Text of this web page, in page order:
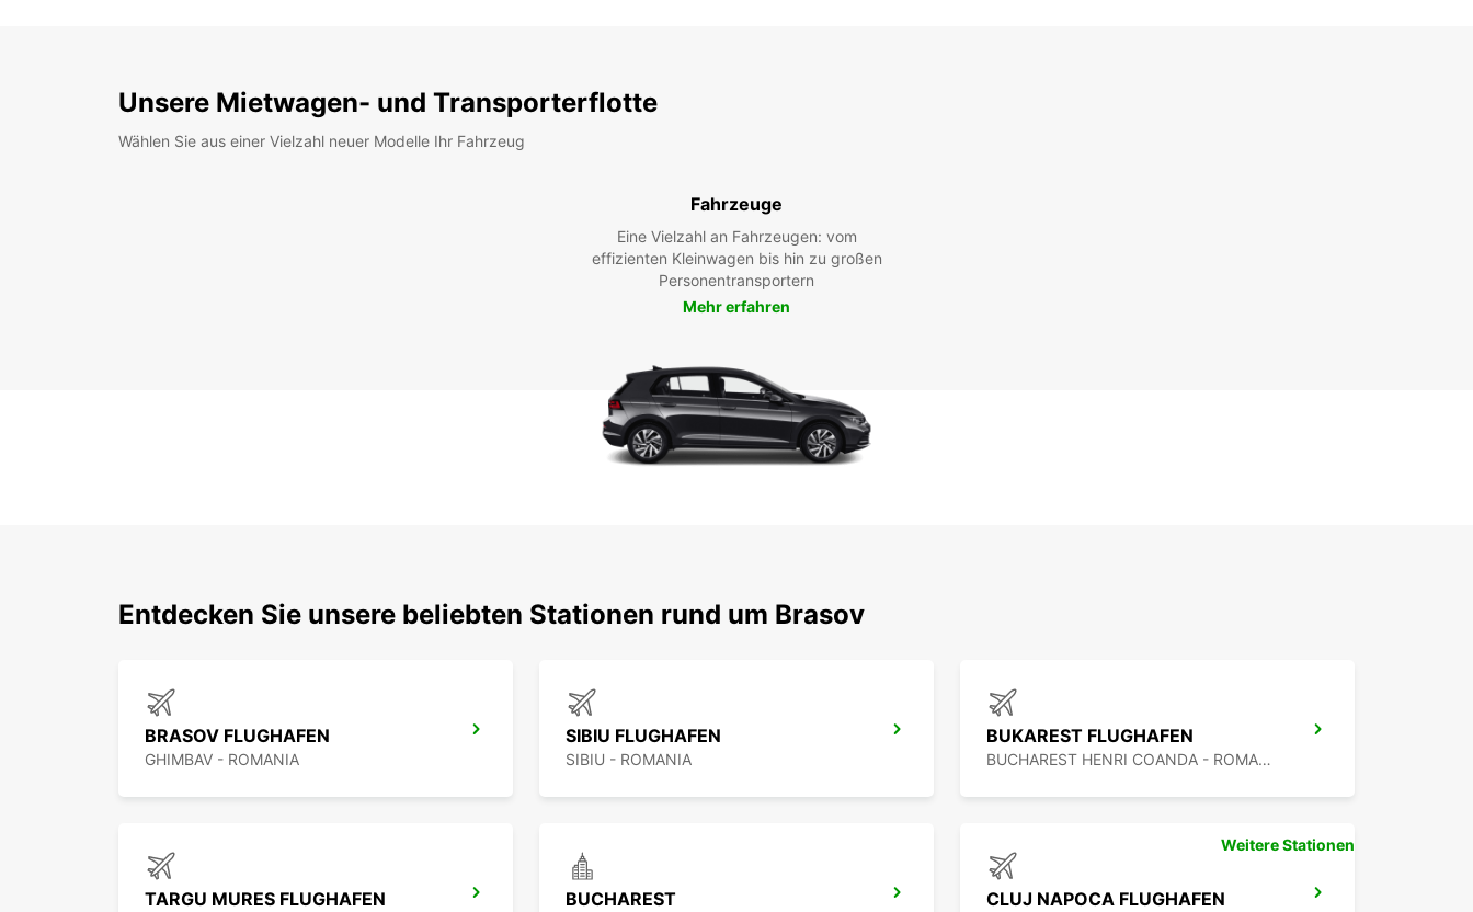
Unsere Mietwagen- und Transporterflotte
Wählen Sie aus einer Vielzahl neuer Modelle Ihr Fahrzeug
Fahrzeuge
Eine Vielzahl an Fahrzeugen: vom
effizienten Kleinwagen bis hin zu großen
Personentransportern
Mehr erfahren
Entdecken Sie unsere beliebten Stationen rund um Brasov
BRASOV FLUGHAFEN
GHIMBAV - ROMANIA
SIBIU FLUGHAFEN
SIBIU - ROMANIA
BUKAREST FLUGHAFEN
BUCHAREST HENRI COANDA - ROMANIA
TARGU MURES FLUGHAFEN BUCHAREST CLUJ NAPOCA FLUGHAFEN
Weitere Stationen